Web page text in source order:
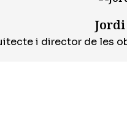
i director de les